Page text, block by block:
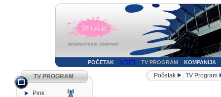
POČETAK VESTI TV PROGRAM KOMPANIJA
TV PROGRAM
Pink
Početak TV Program